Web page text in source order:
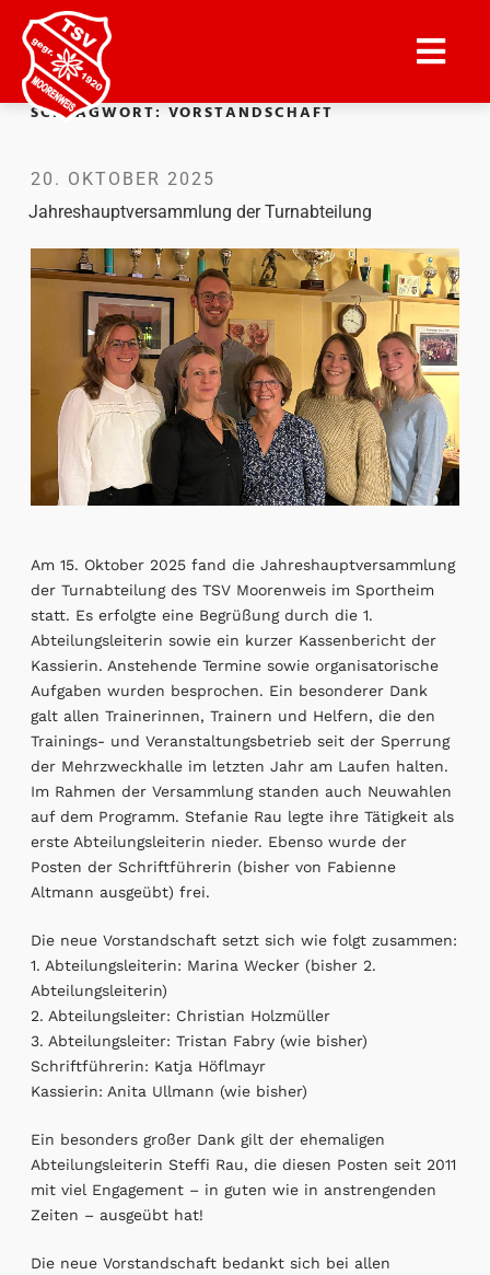
SCHLAGWORT: VORSTANDSCHAFT
20. OKTOBER 2025
Jahreshauptversammlung der Turnabteilung
Am 15. Oktober 2025 fand die Jahreshauptversammlung
der Turnabteilung des TSV Moorenweis im Sportheim
statt. Es erfolgte eine Begrüßung durch die 1.
Abteilungsleiterin sowie ein kurzer Kassenbericht der
Kassierin. Anstehende Termine sowie organisatorische
Aufgaben wurden besprochen. Ein besonderer Dank
galt allen Trainerinnen, Trainern und Helfern, die den
Trainings- und Veranstaltungsbetrieb seit der Sperrung
der Mehrzweckhalle im letzten Jahr am Laufen halten.
Im Rahmen der Versammlung standen auch Neuwahlen
auf dem Programm. Stefanie Rau legte ihre Tätigkeit als
erste Abteilungsleiterin nieder. Ebenso wurde der
Posten der Schriftführerin (bisher von Fabienne
Altmann ausgeübt) frei.
Die neue Vorstandschaft setzt sich wie folgt zusammen:
1. Abteilungsleiterin: Marina Wecker (bisher 2.
Abteilungsleiterin)
2. Abteilungsleiter: Christian Holzmüller
3. Abteilungsleiter: Tristan Fabry (wie bisher)
Schriftführerin: Katja Höflmayr
Kassierin: Anita Ullmann (wie bisher)
Ein besonders großer Dank gilt der ehemaligen
Abteilungsleiterin Steffi Rau, die diesen Posten seit 2011
mit viel Engagement – in guten wie in anstrengenden
Zeiten – ausgeübt hat!
Die neue Vorstandschaft bedankt sich bei allen